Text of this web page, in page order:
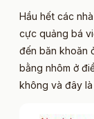
Hầu hết các
cực quảng bá
đến băn khoăn
bằng nhôm ở
không và đây